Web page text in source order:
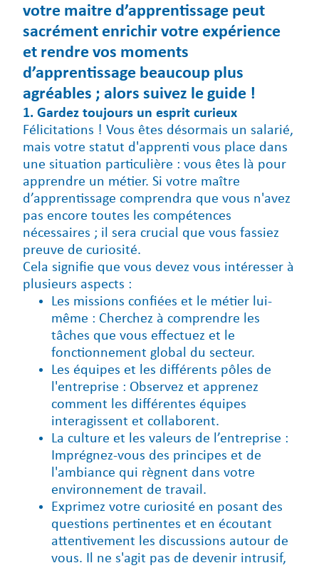
votre maitre d’apprentissage peut
sacrément enrichir votre expérience
et rendre vos moments
d’apprentissage beaucoup plus
agréables ; alors suivez le guide !
1. Gardez toujours un esprit curieux
Félicitations ! Vous êtes désormais un salarié,
mais votre statut d'apprenti vous place dans
une situation particulière : vous êtes là pour
apprendre un métier. Si votre maître
d’apprentissage comprendra que vous n'avez
pas encore toutes les compétences
nécessaires ; il sera crucial que vous fassiez
preuve de curiosité.
Cela signifie que vous devez vous intéresser à
plusieurs aspects :
Les missions confiées et le métier lui-
même : Cherchez à comprendre les
tâches que vous effectuez et le
fonctionnement global du secteur.
Les équipes et les différents pôles de
l'entreprise : Observez et apprenez
comment les différentes équipes
interagissent et collaborent.
La culture et les valeurs de l’entreprise :
Imprégnez-vous des principes et de
l'ambiance qui règnent dans votre
environnement de travail.
Exprimez votre curiosité en posant des
questions pertinentes et en écoutant
attentivement les discussions autour de
vous. Il ne s'agit pas de devenir intrusif,